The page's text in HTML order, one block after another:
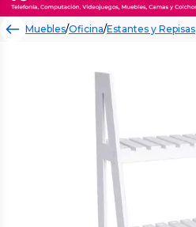
Muebles/Oficina/Estantes y Repisas